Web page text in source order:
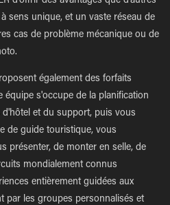
sens unique, et un vaste réseau de
cas de problème mécanique ou de
également des forfaits
équipe s'occupe de la planification
et du support, puis vous
de guide touristique, vous
présenter, de monter en selle, de
mondialement connus
entièrement guidées aux
par les groupes personnalisés et